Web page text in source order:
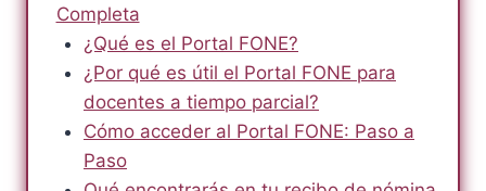
Completa
¿Qué es el Portal FONE?
¿Por qué es útil el Portal FONE para
docentes a tiempo parcial?
Cómo acceder al Portal FONE: Paso a
Paso